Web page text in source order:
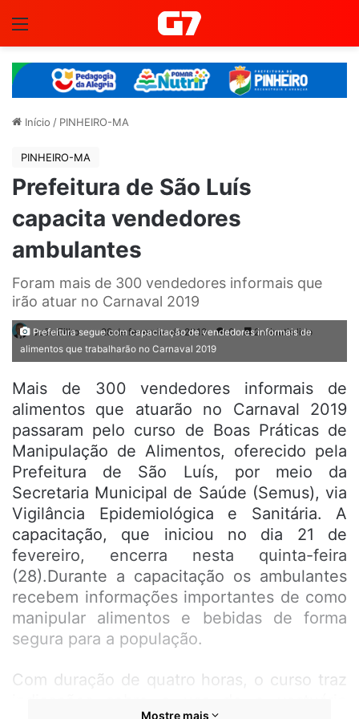
Início / PINHEIRO-MA
PINHEIRO-MA
Prefeitura de São Luís
capacita vendedores
ambulantes
Foram mais de 300 vendedores informais que
irão atuar no Carnaval 2019
João Filho 28 de fevereiro de 2019 0 2 minutis lido
Prefeitura segue com capacitação de vendedores informais de
alimentos que trabalharão no Carnaval 2019
Mais de 300 vendedores informais de
alimentos que atuarão no Carnaval 2019
passaram pelo curso de Boas Práticas de
Manipulação de Alimentos, oferecido pela
Prefeitura de São Luís, por meio da
Secretaria Municipal de Saúde (Semus), via
Vigilância Epidemiológica e Sanitária. A
capacitação, que iniciou no dia 21 de
fevereiro, encerra nesta quinta-feira
(28).Durante a capacitação os ambulantes
recebem informações importantes de como
manipular alimentos e bebidas de forma
segura para a população.
Com duração de quatro horas, o curso traz
Mostre mais